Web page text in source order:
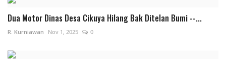
Dua Motor Dinas Desa Cikuya Hilang Bak Ditelan Bumi --...
R. Kurniawan Nov 1, 2025 0